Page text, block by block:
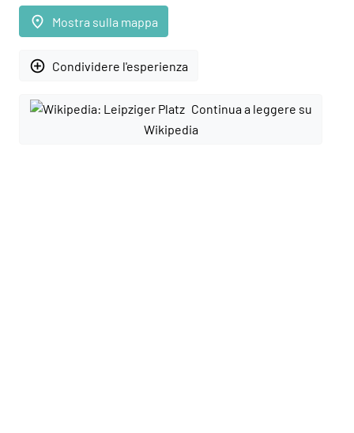
place Mostra sulla mappa
add_circle_outline Condividere l'esperienza
Continua a leggere su
Wikipedia